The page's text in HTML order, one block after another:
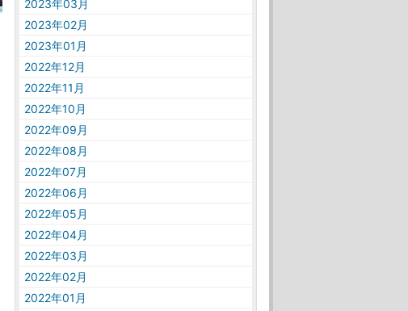
2023年03月
2023年02月
2023年01月
2022年12月
2022年11月
2022年10月
2022年09月
2022年08月
2022年07月
2022年06月
2022年05月
2022年04月
2022年03月
2022年02月
2022年01月